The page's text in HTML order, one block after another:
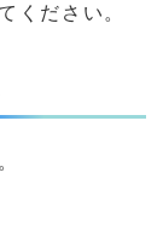
ください。